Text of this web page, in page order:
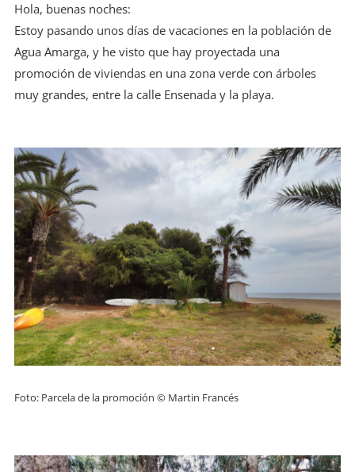
Hola, buenas noches:
Estoy pasando unos días de vacaciones en la población de
Agua Amarga, y he visto que hay proyectada una
promoción de viviendas en una zona verde con árboles
muy grandes, entre la calle Ensenada y la playa.
Foto: Parcela de la promoción © Martin Francés